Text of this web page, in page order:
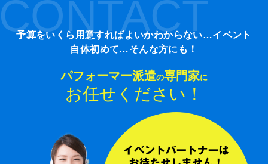
予算をいくら用意すればよいかわからない…イベント
自体初めて…そんな方にも！
パフォーマー派遣の専門家に
お任せください！